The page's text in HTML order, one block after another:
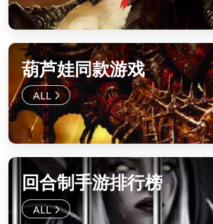
葫芦娃同款游戏
回合制手游排行榜